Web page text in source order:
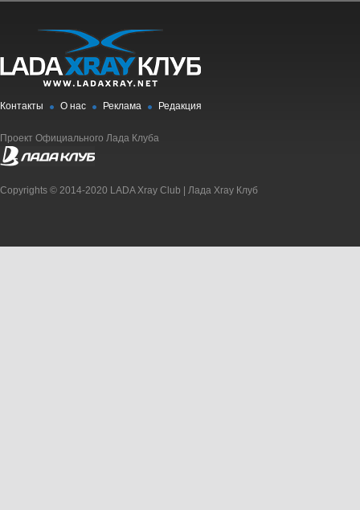
Контакты О нас Реклама Редакция
Проект Официального Лада Клуба
Copyrights © 2014-2020 LADA Xray Club | Лада Xray Клуб